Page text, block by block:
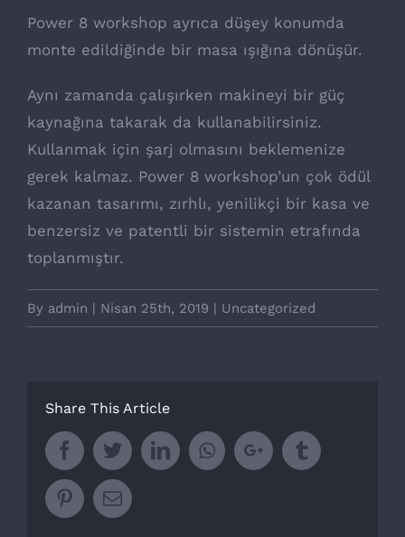
Power 8 workshop ayrıca düşey konumda
monte edildiğinde bir masa ışığına dönüşür.
Aynı zamanda çalışırken makineyi bir güç
kaynağına takarak da kullanabilirsiniz.
Kullanmak için şarj olmasını beklemenize
gerek kalmaz. Power 8 workshop’un çok ödül
kazanan tasarımı, zırhlı, yenilikçi bir kasa ve
benzersiz ve patentli bir sistemin etrafında
toplanmıştır.
By admin | Nisan 25th, 2019 | Uncategorized
Share This Article
FacebookTwitterLinkedInWhatsappGoogle+Tumblr
PinterestEmail